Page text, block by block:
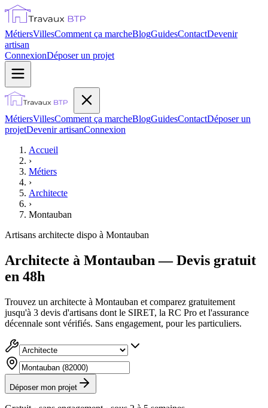
MétiersVillesComment ça marcheBlogGuidesContactDevenir
artisan
ConnexionDéposer un projet
MétiersVillesComment ça marcheBlogGuidesContactDéposer un
projetDevenir artisanConnexion
Accueil
›
Métiers
›
Architecte
›
Montauban
Artisans architecte dispo à Montauban
Architecte à Montauban — Devis gratuit
en 48h
Trouvez un architecte à Montauban et comparez gratuitement
jusqu'à 3 devis d'artisans dont le SIRET, la RC Pro et l'assurance
décennale sont vérifiés. Sans engagement, pour les particuliers.
Déposer mon projet